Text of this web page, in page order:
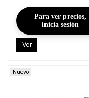
Para ver precios,
inicia sesión
Ver
Nuevo